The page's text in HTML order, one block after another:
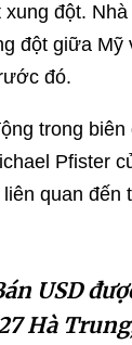
đột.
đột giữa Mỹ
đó.
trong
Pfister
quan đến
USD
Hà